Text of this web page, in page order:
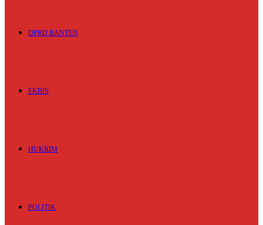
DPRD BANTEN
EKBIS
HUKRIM
POLITIK